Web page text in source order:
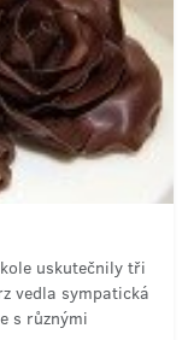
uskutečnily tři
vedla sympatická
s různými